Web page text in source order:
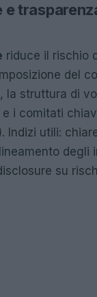
e
riduce il rischio
del
la struttura di
i comitati
Indizi utili:
degli
su